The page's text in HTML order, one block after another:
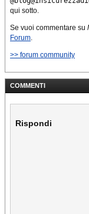
qui sotto.
Se vuoi commentare su
Forum.
>> forum community
COMMENTI
Rispondi